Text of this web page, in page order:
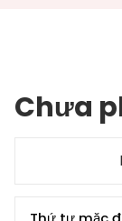
Chưa